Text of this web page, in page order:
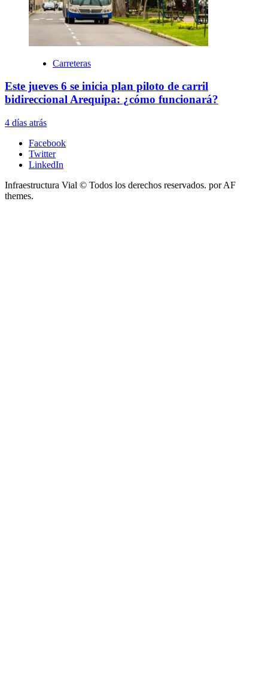
Carreteras
Este jueves 6 se inicia plan piloto de carril
bidireccional Arequipa: ¿cómo funcionará?
4 días atrás
Facebook
Twitter
LinkedIn
Infraestructura Vial © Todos los derechos reservados. por AF
themes.